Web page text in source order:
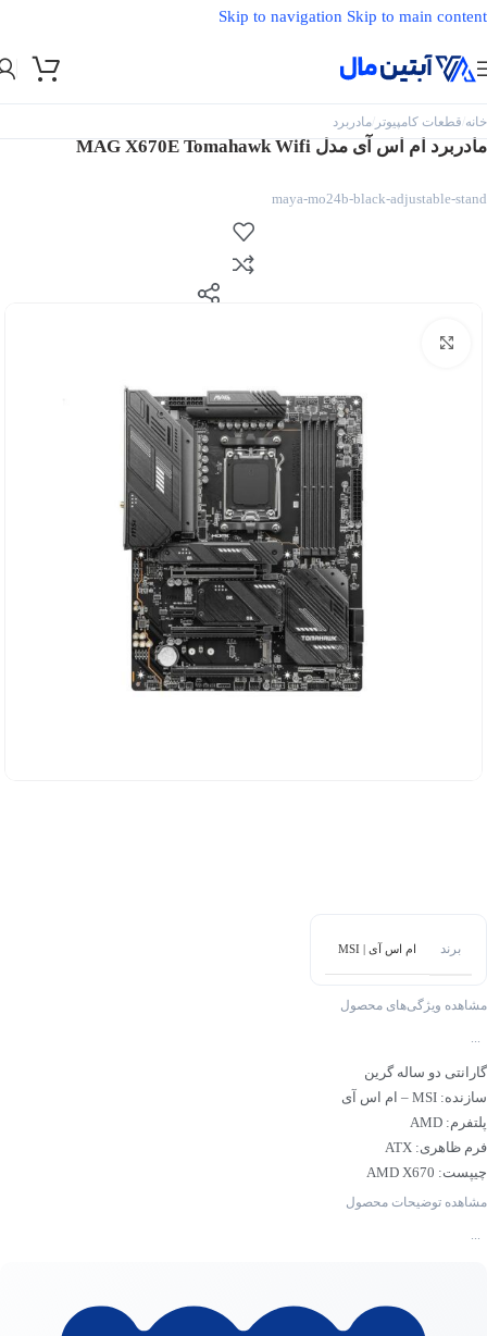
Skip to navigation Skip to main content
خانه قطعات کامپیوتر مادربرد
مادربرد ام اس آی مدل MAG X670E Tomahawk Wifi
maya-mo24b-black-adjustable-stand
برند ام اس آی | MSI
مشاهده ویژگی‌های محصول
...
گارانتی دو ساله گرین
سازنده: MSI – ام اس آی
پلتفرم: AMD
فرم ظاهری: ATX
چیپست: AMD X670
سوکت پردازنده: AM5
مشاهده توضیحات محصول
...